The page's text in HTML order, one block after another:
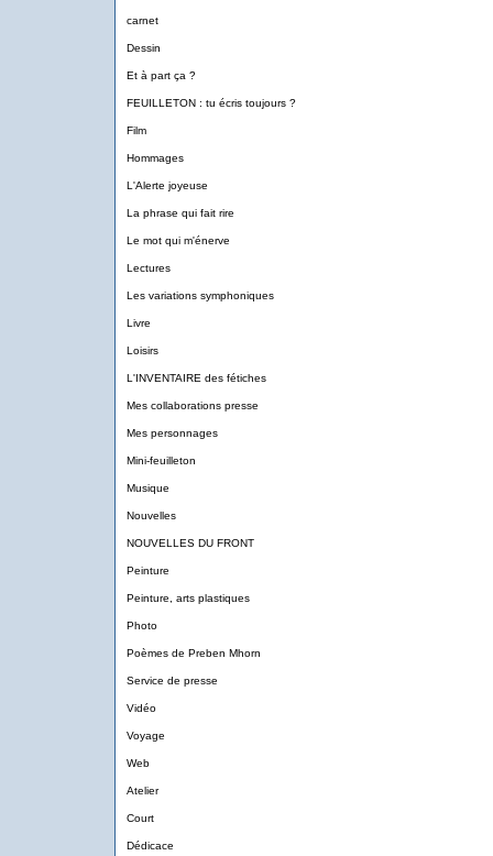
carnet
Dessin
Et à part ça ?
FEUILLETON : tu écris toujours ?
Film
Hommages
L'Alerte joyeuse
La phrase qui fait rire
Le mot qui m'énerve
Lectures
Les variations symphoniques
Livre
Loisirs
L'INVENTAIRE des fétiches
Mes collaborations presse
Mes personnages
Mini-feuilleton
Musique
Nouvelles
NOUVELLES DU FRONT
Peinture
Peinture, arts plastiques
Photo
Poèmes de Preben Mhorn
Service de presse
Vidéo
Voyage
Web
Atelier
Court
Dédicace